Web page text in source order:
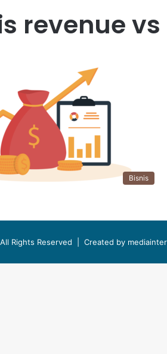
revenue
Bisnis
Rights Reserved | Created by